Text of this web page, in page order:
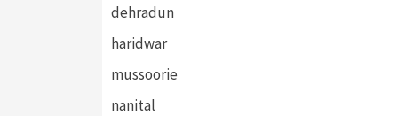
dehradun
haridwar
mussoorie
nanital